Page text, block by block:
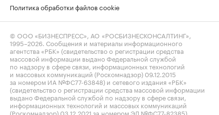
Политика обработки файлов cookie
© ООО «БИЗНЕСПРЕСС», АО «РОСБИЗНЕСКОНСАЛТИНГ»,
1995–2026 . Сообщения и материалы информационного
агентства «РБК» (свидетельство о регистрации средства
массовой информации выдано Федеральной службой
по надзору в сфере связи, информационных технологий
и массовых коммуникаций (Роскомнадзор) 09.12.2015
за номером ИА №ФС77-63848) и сетевого издания «РБК»
(свидетельство о регистрации средства массовой информации
выдано Федеральной службой по надзору в сфере связи,
информационных технологий и массовых коммуникаций
(Роскомнадзор) 03.12.2021 за номером ЭЛ №ФС77-82385)